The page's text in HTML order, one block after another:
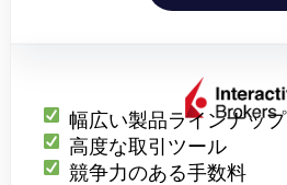
幅広い製品ラインナップ
高度な取引ツール
競争力のある手数料